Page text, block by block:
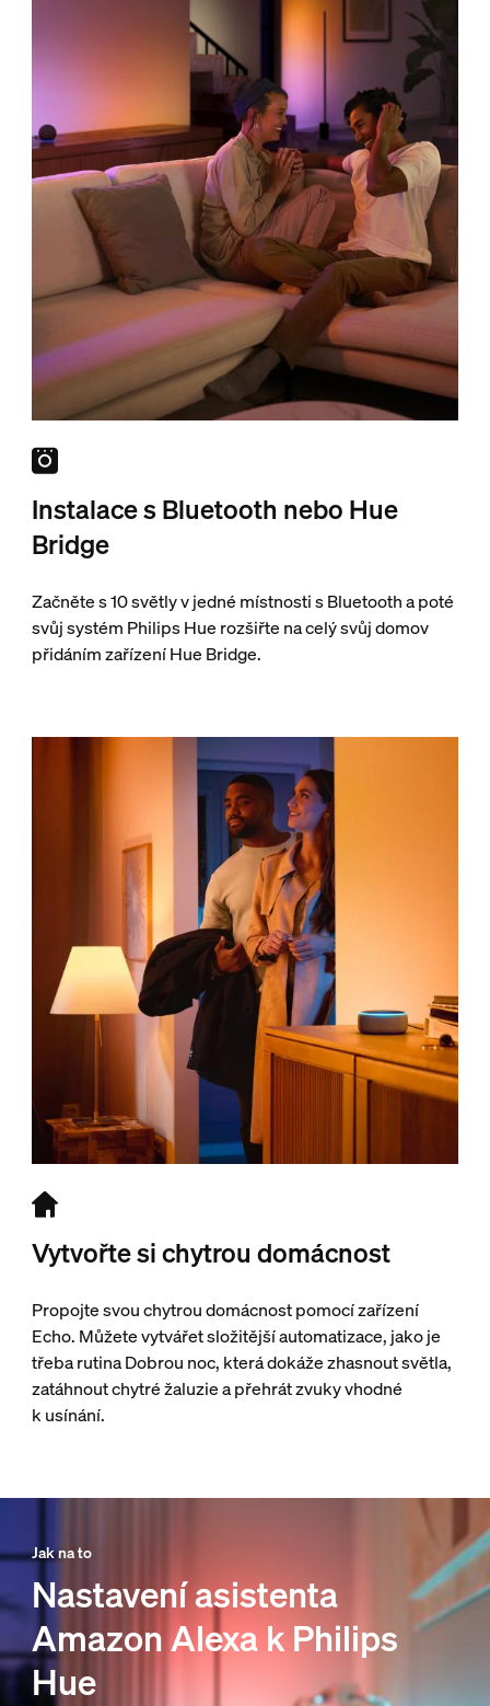
Instalace s Bluetooth nebo Hue
Bridge
Začněte s 10 světly v jedné místnosti s Bluetooth a poté
svůj systém Philips Hue rozšiřte na celý svůj domov
přidáním zařízení Hue Bridge.
Vytvořte si chytrou domácnost
Propojte svou chytrou domácnost pomocí zařízení
Echo. Můžete vytvářet složitější automatizace, jako je
třeba rutina Dobrou noc, která dokáže zhasnout světla,
zatáhnout chytré žaluzie a přehrát zvuky vhodné
k usínání.
Jak na to
Nastavení asistenta
Amazon Alexa k Philips
Hue